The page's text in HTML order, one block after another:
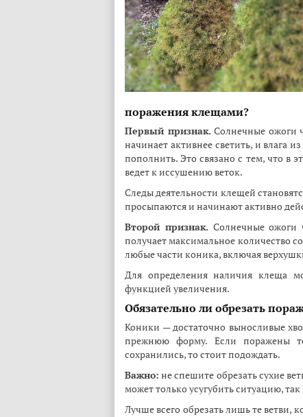
поражения клещами?
Первый признак. Солнечные ожоги
начинает активнее светить, и влага
пополнить. Это связано с тем, что в
ведет к иссушению веток.
Следы деятельности клещей
просыпаются и начинают активно
Второй признак. Солнечные ожоги
получает максимальное количество
любые части коника, включая
Для определения наличия клеща
функцией увеличения.
Обязательно ли обрезать
Коники — достаточно выносливые
прежнюю форму. Если поражены
сохранились, то стоит подождать.
Важно: не спешите обрезать сухие
может только усугубить ситуацию,
Лучше всего обрезать лишь те ветви,